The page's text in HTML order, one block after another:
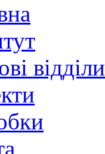
відділи